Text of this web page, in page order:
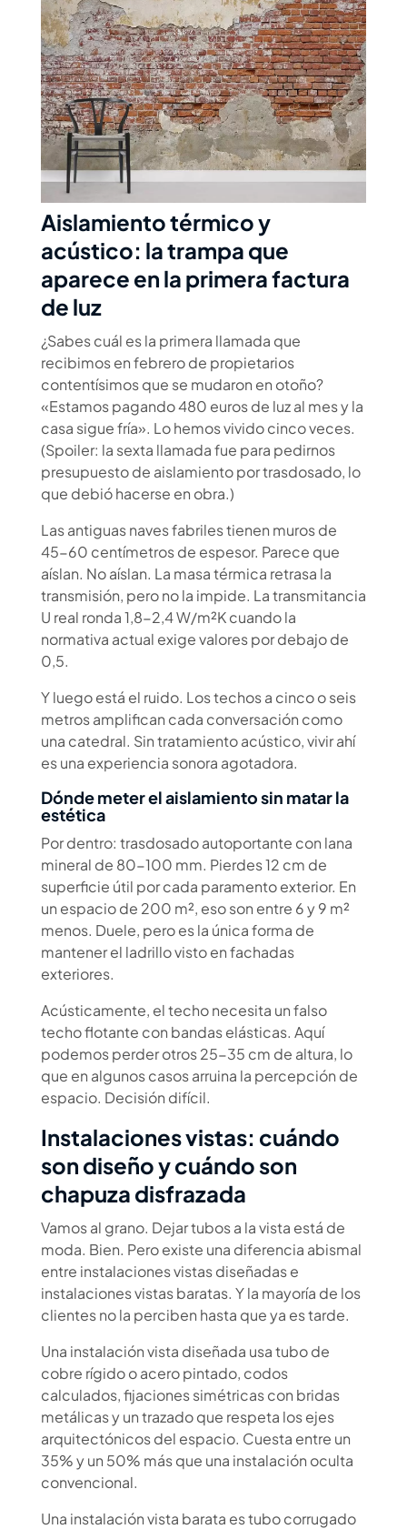
Aislamiento térmico y
acústico: la trampa que
aparece en la primera factura
de luz
¿Sabes cuál es la primera llamada que
recibimos en febrero de propietarios
contentísimos que se mudaron en otoño?
«Estamos pagando 480 euros de luz al mes y la
casa sigue fría». Lo hemos vivido cinco veces.
(Spoiler: la sexta llamada fue para pedirnos
presupuesto de aislamiento por trasdosado, lo
que debió hacerse en obra.)
Las antiguas naves fabriles tienen muros de
45-60 centímetros de espesor. Parece que
aíslan. No aíslan. La masa térmica retrasa la
transmisión, pero no la impide. La transmitancia
U real ronda 1,8-2,4 W/m²K cuando la
normativa actual exige valores por debajo de
0,5.
Y luego está el ruido. Los techos a cinco o seis
metros amplifican cada conversación como
una catedral. Sin tratamiento acústico, vivir ahí
es una experiencia sonora agotadora.
Dónde meter el aislamiento sin matar la
estética
Por dentro: trasdosado autoportante con lana
mineral de 80-100 mm. Pierdes 12 cm de
superficie útil por cada paramento exterior. En
un espacio de 200 m², eso son entre 6 y 9 m²
menos. Duele, pero es la única forma de
mantener el ladrillo visto en fachadas
exteriores.
Acústicamente, el techo necesita un falso
techo flotante con bandas elásticas. Aquí
podemos perder otros 25-35 cm de altura, lo
que en algunos casos arruina la percepción de
espacio. Decisión difícil.
Instalaciones vistas: cuándo
son diseño y cuándo son
chapuza disfrazada
Vamos al grano. Dejar tubos a la vista está de
moda. Bien. Pero existe una diferencia abismal
entre instalaciones vistasdiseñadase
instalaciones vistasbaratas. Y la mayoría de los
clientes no la perciben hasta que ya es tarde.
Una instalación vista diseñada usa tubo de
cobre rígido o acero pintado, codos
calculados, fijaciones simétricas con bridas
metálicas y un trazado que respeta los ejes
arquitectónicos del espacio. Cuesta entre un
35% y un 50% más que una instalación oculta
convencional.
Una instalación vista barata es tubo corrugado